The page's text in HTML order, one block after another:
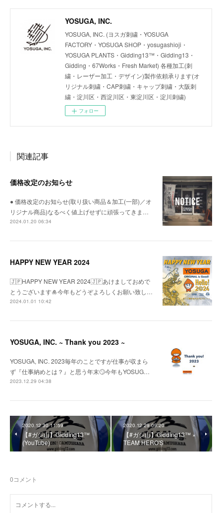
YOSUGA, INC.
YOSUGA, INC. (ヨスガ刺繍・YOSUGA
FACTORY・YOSUGA SHOP・yosugashioji・
YOSUGA PLANTS・Gidding13™・Gidding13・
Gidding・67Works・Fresh Market) 各種加工(刺
繍・レーザー加工・デザイン)製作依頼承ります(オ
リジナル刺繍・CAP刺繍・キャップ刺繍・大阪刺
繍・淀川区・西淀川区・東淀川区・淀川刺繍)
フォロー
関連記事
価格改定のお知らせ
● 価格改定のお知らせ(取り扱い商品＆加工(一部)／オ
リジナル商品)なるべく値上げせずに頑張ってきま…
2024.01.20 06:34
HAPPY NEW YEAR 2024
🇯🇵HAPPY NEW YEAR 2024🇯🇵あけましておめで
とうございます🎍今年もどうぞよろしくお願い致し…
2024.01.01 10:42
YOSUGA, INC. ~ Thank you 2023 ~
YOSUGA, INC. 2023毎年のことですが仕事が収まら
ず『仕事納めとは？』と思う年末🙄今年もYOSUG…
2023.12.29 04:38
2020.12.30 11:59
【#ガシ山】Gidding13™
(YouTube)
2020.12.29 09:20
【#ガシ山】Gidding13™ ×
TEAM HERO'S
0コメント